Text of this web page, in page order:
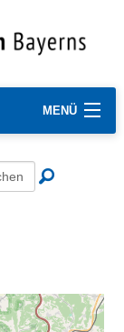
MENÜ